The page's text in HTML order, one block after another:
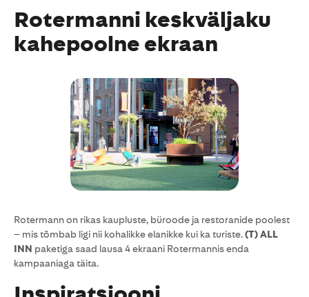
Rotermanni keskväljaku
kahepoolne ekraan
Rotermann on rikas kaupluste, büroode ja restoranide poolest
– mis tõmbab ligi nii kohalikke elanikke kui ka turiste.(T) ALL
INN paketiga saad lausa 4 ekraani Rotermannis enda
kampaaniaga täita.